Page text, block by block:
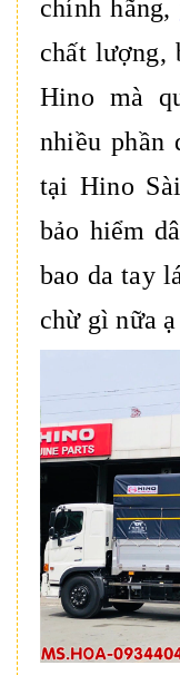
chính hãng,
chất lượng,
Hino mà
nhiều phần
tại Hino
bảo hiểm
bao da tay
chừ gì nữa